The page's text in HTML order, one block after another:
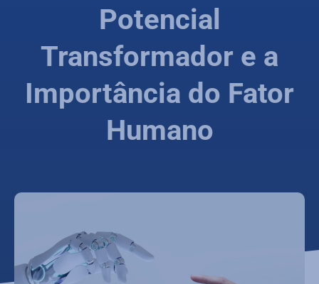
Potencial
Transformador e a
Importância do Fator
Humano